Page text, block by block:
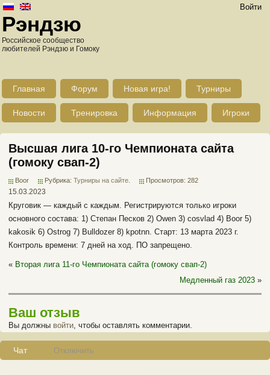
Войти
Рэндзю
Российское сообщество
любителей Рэндзю и Гомоку
Главная Форум Новая игра! Турниры
Новости Тренировка Информация Игроки
Высшая лига 10-го Чемпионата сайта
(гомоку свап-2)
Boor Рубрика: Турниры на сайте Просмотров: 282
15.03.2023
Круговик — каждый с каждым. Регистрируются только игроки
основного состава: 1) Степан Песков 2) Owen 3) cosvlad 4) Boor 5)
kakosik 6) Ostrog 7) Bulldozer 8) kpotnn. Старт: 13 марта 2023 г.
Контроль времени: 7 дней на ход. ПО запрещено.
« Вторая лига 11-го Чемпионата сайта (гомоку свап-2)
Медленный газ 2023 »
Ваш отзыв
Вы должны войти, чтобы оставлять комментарии.
Чат Отключить